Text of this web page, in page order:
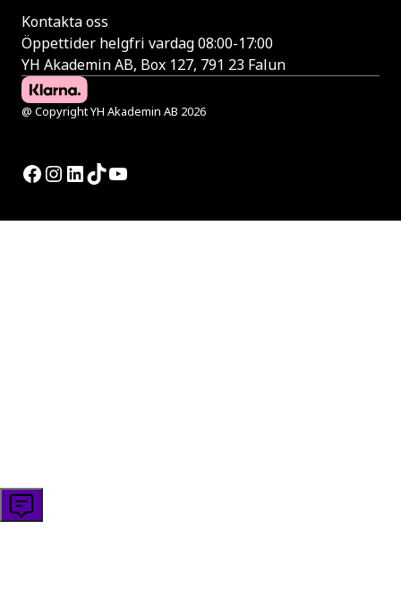
Kontakta oss
Öppettider helgfri vardag 08:00-17:00
YH Akademin AB, Box 127, 791 23 Falun
@ Copyright YH Akademin AB 2026
Facebook
Instagram
LinkedIn
TikTok
YouTube